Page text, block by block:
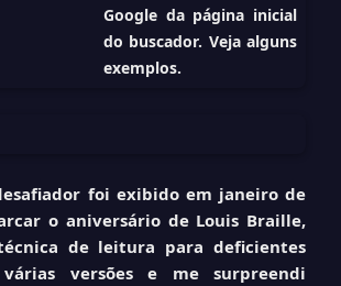
Google da página inicial
do buscador. Veja alguns
exemplos.
foi exibido em janeiro de
o aniversário de Louis Braille,
de leitura para deficientes
várias versões e me surpreendi